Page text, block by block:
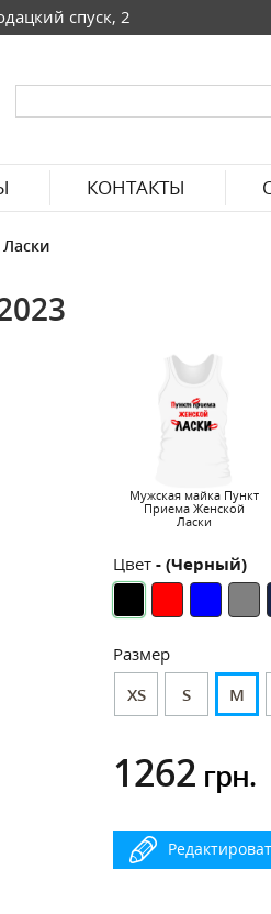
спуск, 2
КОНТАКТЫ
Мужская майка Пункт
Приема Женской
Ласки
Цвет - (Черный)
Размер
XS
S M
1262 грн.